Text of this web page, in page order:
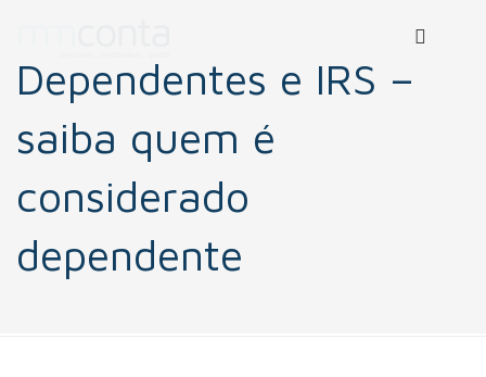
Dependentes e IRS –
saiba quem é
considerado
dependente